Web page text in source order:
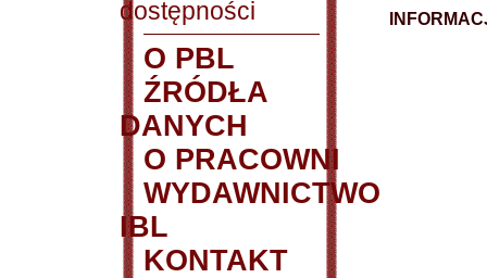
dostępności
O PBL
ŹRÓDŁA
DANYCH
O PRACOWNI
WYDAWNICTWO
IBL
KONTAKT